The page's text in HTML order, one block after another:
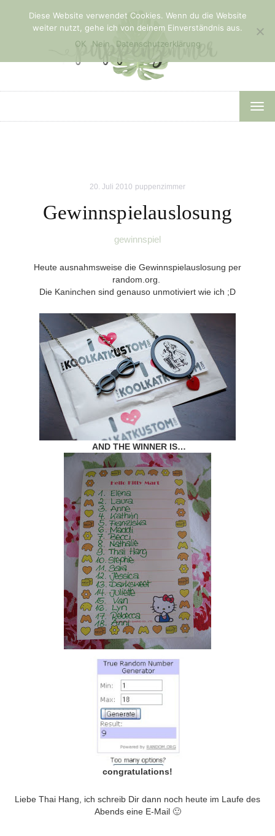
20. Juli 2010 puppenzimmer
Gewinnspielauslosung
gewinnspiel
Heute ausnahmsweise die Gewinnspielauslosung per
random.org.
Die Kaninchen sind genauso unmotiviert wie ich ;D
AND THE WINNER IS…
congratulations!
Liebe Thai Hang, ich schreib Dir dann noch heute im Laufe des
Abends eine E-Mail 🙂
Diese Website verwendet Cookies. Wenn du die Website
weiter nutzt, gehe ich von deinem Einverständnis aus.
OK
Nein Datenschutzerklärung